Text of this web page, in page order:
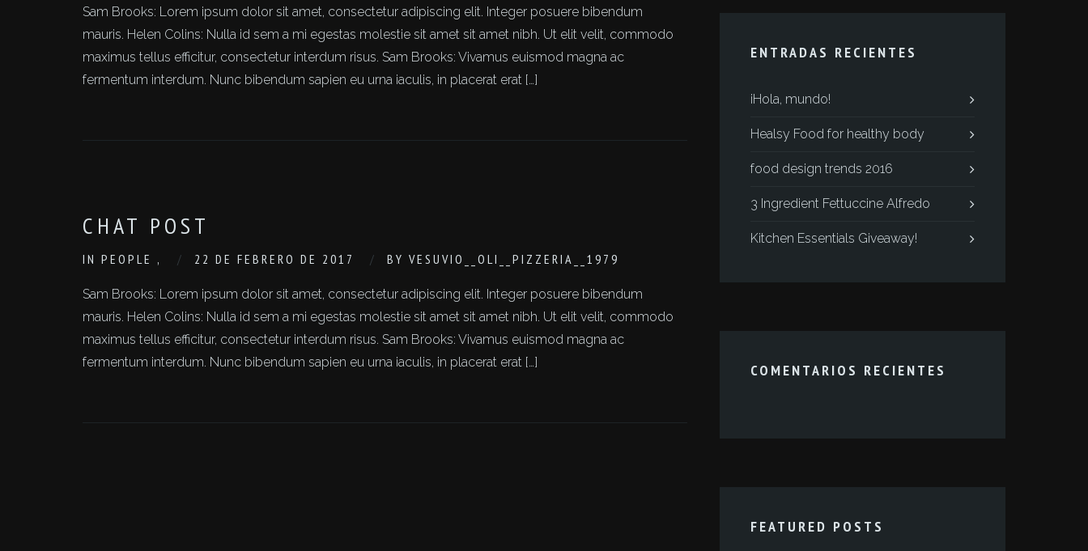
Sam Brooks: Lorem ipsum dolor sit amet, consectetur adipiscing elit. Integer posuere bibendum
mauris. Helen Colins: Nulla id sem a mi egestas molestie sit amet sit amet nibh. Ut elit velit, commodo
maximus tellus efficitur, consectetur interdum risus. Sam Brooks: Vivamus euismod magna ac
fermentum interdum. Nunc bibendum sapien eu urna iaculis, in placerat erat […]
CHAT POST
IN PEOPLE , 22 DE FEBRERO DE 2017 BY VESUVIO__OLI__PIZZERIA__1979
Sam Brooks: Lorem ipsum dolor sit amet, consectetur adipiscing elit. Integer posuere bibendum
mauris. Helen Colins: Nulla id sem a mi egestas molestie sit amet sit amet nibh. Ut elit velit, commodo
maximus tellus efficitur, consectetur interdum risus. Sam Brooks: Vivamus euismod magna ac
fermentum interdum. Nunc bibendum sapien eu urna iaculis, in placerat erat […]
ENTRADAS RECIENTES
¡Hola, mundo!
Healsy Food for healthy body
food design trends 2016
3 Ingredient Fettuccine Alfredo
Kitchen Essentials Giveaway!
COMENTARIOS RECIENTES
FEATURED POSTS